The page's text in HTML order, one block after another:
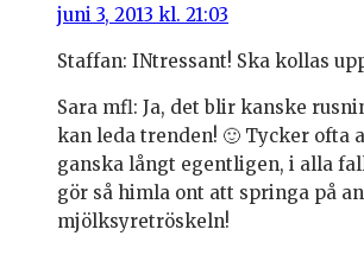
juni 3, 2013 kl. 21:03
Staffan: INtressant! Ska kollas
Sara mfl: Ja, det blir kanske
kan leda trenden! 🙂 Tycker ofta
ganska långt egentligen, i alla
gör så himla ont att springa på
mjölksyretröskeln!